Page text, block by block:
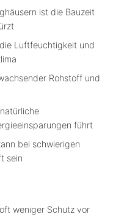
ist die Bauzeit
Luftfeuchtigkeit und
Rohstoff und
führt
bei schwierigen
sein
weniger Schutz vor